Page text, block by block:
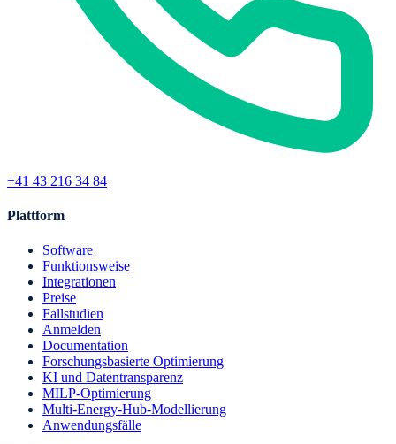
+41 43 216 34 84
Plattform
Software
Funktionsweise
Integrationen
Preise
Fallstudien
Anmelden
Documentation
Forschungsbasierte Optimierung
KI und Datentransparenz
MILP-Optimierung
Multi-Energy-Hub-Modellierung
Anwendungsfälle